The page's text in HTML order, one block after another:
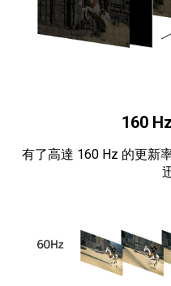
160
有了高達 160 Hz 的更新